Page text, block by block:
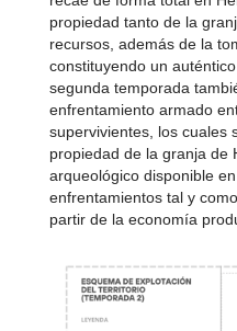
propiedad tanto de la
recursos, además de la
constituyendo un
segunda temporada
enfrentamiento armado
supervivientes, los cuales
propiedad de la granja de
arqueológico disponible
enfrentamientos tal y
partir de la economía